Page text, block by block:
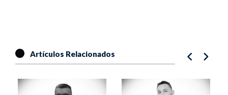
Artículos Relacionados